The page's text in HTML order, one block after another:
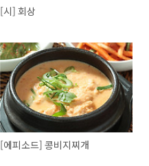
[시] 회상
[에피소드] 콩비지찌개